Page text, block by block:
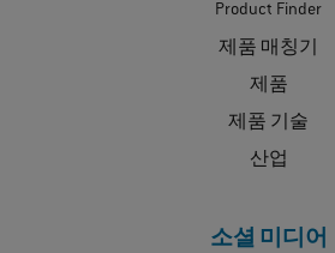
Product Finder
제품 매칭기
제품
제품 기술
산업
소셜 미디어